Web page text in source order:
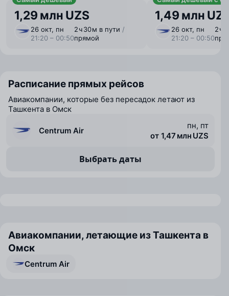
1,29 млн UZS
26 окт, пн
21:20 – 00:50
2 ⁠ч 30 ⁠м в пути /
прямой
1,49 млн
26 окт, пн
21:20 – 00:50
2 ⁠ч
Расписание прямых рейсов
Авиакомпании, которые без пересадок летают из
Ташкента в Омск
Centrum Air
пн, пт
от 1,47 млн UZS
Выбрать даты
Авиакомпании, летающие из Ташкента в
Омск
Centrum Air